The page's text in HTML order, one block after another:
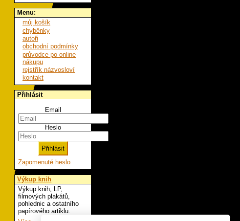
Menu:
můj košík
chyběnky
autoři
obchodní podmínky
průvodce po online
nákupu
rejstřík názvosloví
kontakt
Přihlásit
Email
Heslo
Zapomenuté heslo
Výkup knih
Výkup knih, LP,
filmových plakátů,
pohlednic a ostatního
papírového artiklu.